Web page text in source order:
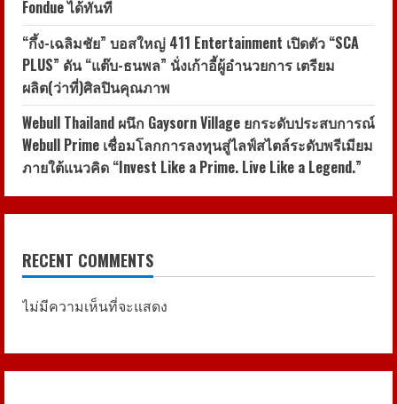
ใน
ความ
สำเร็จ
เติม
เต็ม
ฝัน
ให้
แก่
ครอบครัว
Fondue ได้ทันที
“กึ้ง-เฉลิมชัย” บอสใหญ่ 411 Entertainment เปิดตัว “SCA
PLUS” ดัน “แต๊บ-ธนพล” นั่งเก้าอี้ผู้อำนวยการ เตรียม
ผลิต(ว่าที่)ศิลปินคุณภาพ
Webull Thailand ผนึก Gaysorn Village ยกระดับประสบการณ์
Webull Prime เชื่อมโลกการลงทุนสู่ไลฟ์สไตล์ระดับพรีเมียม
ภายใต้แนวคิด “Invest Like a Prime. Live Like a Legend.”
RECENT COMMENTS
ไม่มีความเห็นที่จะแสดง